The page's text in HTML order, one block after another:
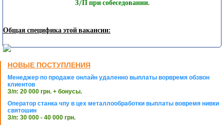
З/П при собеседовании.
Общая специфика этой вакансии:
НОВЫЕ ПОСТУПЛЕНИЯ
Менеджер по продаже онлайн удаленно выплаты ворвремя обзвон
клиентов
З/п: 20 000 грн. + бонусы.
Оператор станка чпу в цех металлообработки выплаты вовремя нивки
святошин
З/п: 30 000 - 40 000 грн.